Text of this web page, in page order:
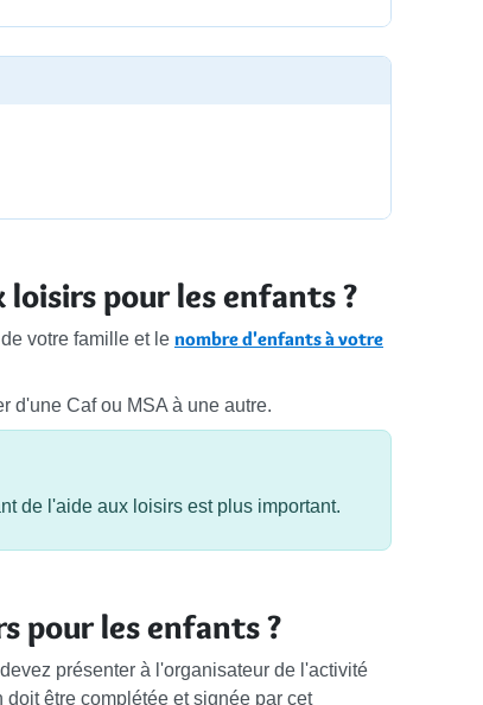
pour les enfants ?
votre famille et le nombre d'enfants à votre
d'une Caf ou MSA à une autre.
de l'aide aux loisirs est plus important.
pour les enfants ?
présenter à l'organisateur de l'activité
être complétée et signée par cet